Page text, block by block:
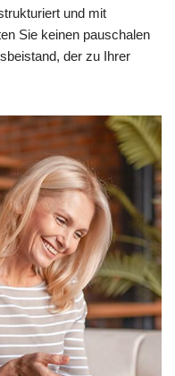
und mit
Sie keinen pauschalen
der zu Ihrer